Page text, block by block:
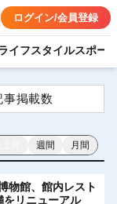
ログイン/会員登録
イフスタイルスポー
事掲載数
週間 月間
物館、館内レスト
をリニューアル